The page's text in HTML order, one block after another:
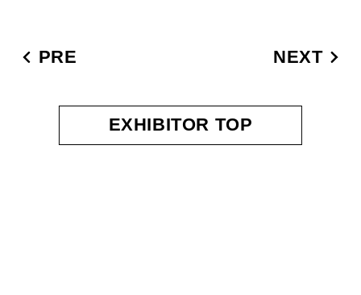
PRE
EXHIBITOR TOP
NEXT